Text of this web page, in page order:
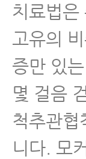
치료법은
고유의
증만 있
몇 걸음
척추관협
니다. 모